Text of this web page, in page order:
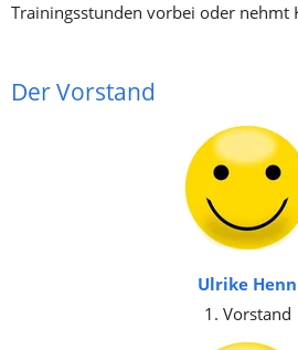
Trainingsstunden vorbei oder nehmt
Der Vorstand
Ulrike Henn
1. Vorstand